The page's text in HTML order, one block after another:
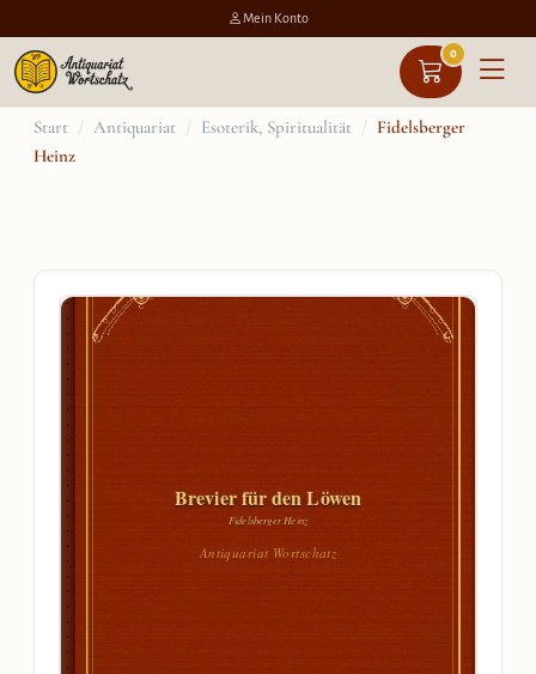
Mein Konto
0
Zum
Inhalt
Start / Antiquariat / Esoterik, Spiritualität / Fidelsberger
Heinz
Brevier für den Löwen
Fidelsberger Heinz
Antiquariat Wortschatz